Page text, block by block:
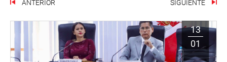
ANTERIOR SIGUIENTE
13
01